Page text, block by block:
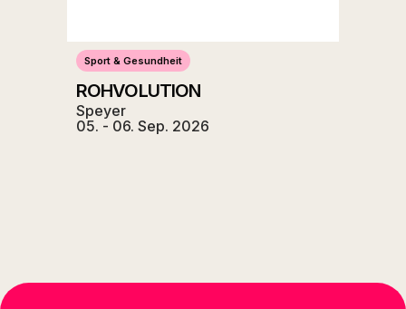
Sport & Gesundheit
ROHVOLUTION
Speyer
05. - 06. Sep. 2026